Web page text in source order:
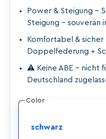
Power & Steigung –
Steigung – souverän
Komfortabel & sicher
Doppelfederung +
⚠️ Keine ABE – nicht
Deutschland
Color
schwarz